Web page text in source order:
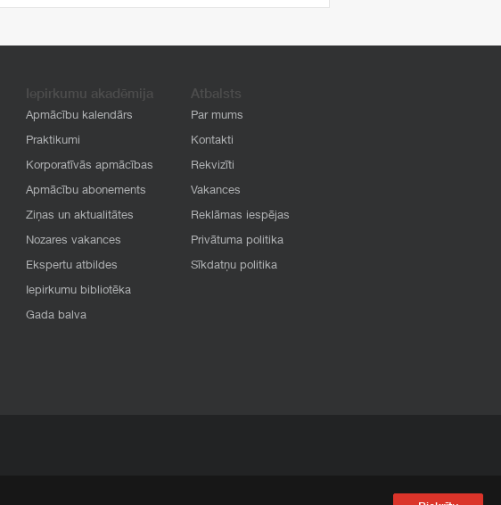
Iepirkumu akadēmija
Apmācību kalendārs
Praktikumi
Korporatīvās apmācības
Apmācību abonements
Ziņas un aktualitātes
Nozares vakances
Ekspertu atbildes
Iepirkumu bibliotēka
Gada balva
Atbalsts
Par mums
Kontakti
Rekvizīti
Vakances
Reklāmas iespējas
Privātuma politika
Sīkdatņu politika